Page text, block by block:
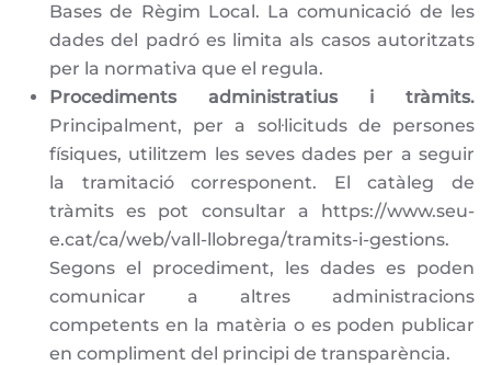
Bases de Règim Local. La comunicació de les
dades del padró es limita als casos autoritzats
per la normativa que el regula.
Procediments administratius i tràmits.
Principalment, per a sol·licituds de persones
físiques, utilitzem les seves dades per a seguir
la tramitació corresponent. El catàleg de
tràmits es pot consultar a https://www.seu-
e.cat/ca/web/vall-llobrega/tramits-i-gestions.
Segons el procediment, les dades es poden
comunicar a altres administracions
competents en la matèria o es poden publicar
en compliment del principi de transparència.